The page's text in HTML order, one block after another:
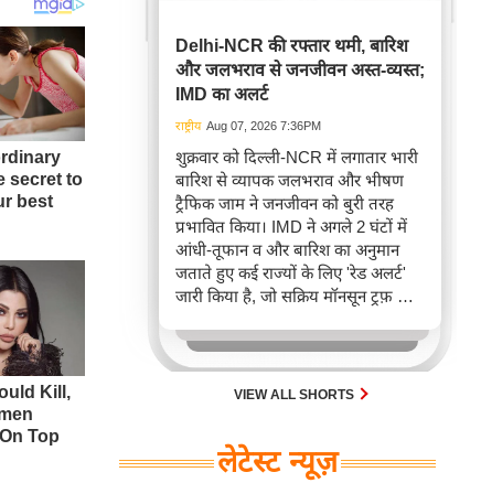
Delhi-NCR की रफ्तार थमी, बारिश
और जलभराव से जनजीवन अस्त-व्यस्त;
IMD का अलर्ट
राष्ट्रीय Aug 07, 2026 7:36PM
शुक्रवार को दिल्ली-NCR में लगातार भारी
बारिश से व्यापक जलभराव और भीषण
ट्रैफिक जाम ने जनजीवन को बुरी तरह
प्रभावित किया। IMD ने अगले 2 घंटों में
आंधी-तूफान व और बारिश का अनुमान
जताते हुए कई राज्यों के लिए 'रेड अलर्ट'
जारी किया है, जो सक्रिय मॉनसून ट्रफ़ और
जिससे यातायात बाधित होने के साथ-साथ
सफदरजंग अस्पताल में भी जलभराव की
स्थिति बनी।VIEW ALL SHORTS
लेटेस्ट न्यूज़